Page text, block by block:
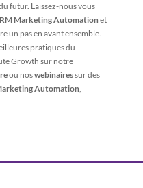
futur. Laissez-nous vous
Marketing Automationet
un pas en avant ensemble.
pratiques du
Growth sur notre
ou noswebinairessur des
Automation,